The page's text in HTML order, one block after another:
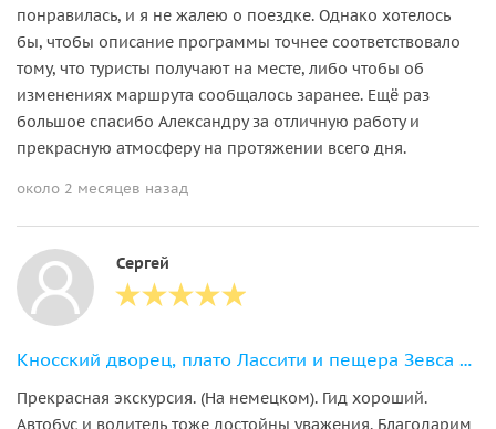
понравилась, и я не жалею о поездке. Однако хотелось
бы, чтобы описание программы точнее соответствовало
тому, что туристы получают на месте, либо чтобы об
изменениях маршрута сообщалось заранее. Ещё раз
большое спасибо Александру за отличную работу и
прекрасную атмосферу на протяжении всего дня.
около 2 месяцев назад
Сергей
Кносский дворец, плато Лассити и пещера Зевса из района Ираклион
Прекрасная экскурсия. (На немецком). Гид хороший.
Автобус и водитель тоже достойны уважения. Благодарим